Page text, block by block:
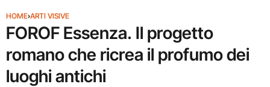
HOME›ARTI VISIVE
FOROF Essenza. Il progetto
romano che ricrea il profumo dei
luoghi antichi